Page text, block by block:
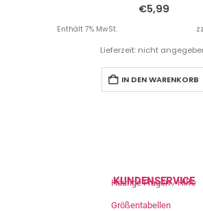
€5,99
Enthält 7% MwSt.
Lieferzeit: nicht
IN DEN WARENKORB
KUNDENSERVICE
Häufige Fragen / Hilfe
Größentabellen